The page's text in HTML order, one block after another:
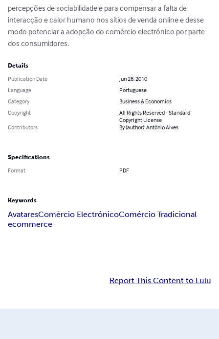
percepções de sociabilidade e para compensar a falta de
interacção e calor humano nos sítios de venda online e desse
modo potenciar a adopção do comércio electrónico por parte
dos consumidores.
Details
Publication Date
Jun 28, 2010
Language
Portuguese
Category
Business & Economics
Copyright
All Rights Reserved - Standard
Copyright License
Contributors
By (author): António Alves
Specifications
Format PDF
Keywords
AvataresComércio ElectrónicoComércio Tradicional
ecommerce
Report This Content to Lulu